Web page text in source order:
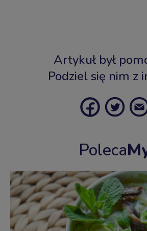
Artykuł był
Podziel się nim z
Poleca